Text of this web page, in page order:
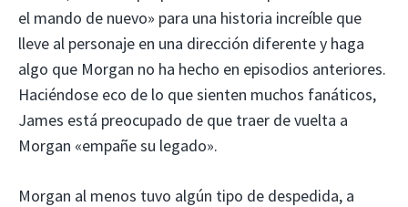
el mando de nuevo» para una historia increíble que
lleve al personaje en una dirección diferente y haga
algo que Morgan no ha hecho en episodios anteriores.
Haciéndose eco de lo que sienten muchos fanáticos,
James está preocupado de que traer de vuelta a
Morgan «empañe su legado».
Morgan al menos tuvo algún tipo de despedida, a